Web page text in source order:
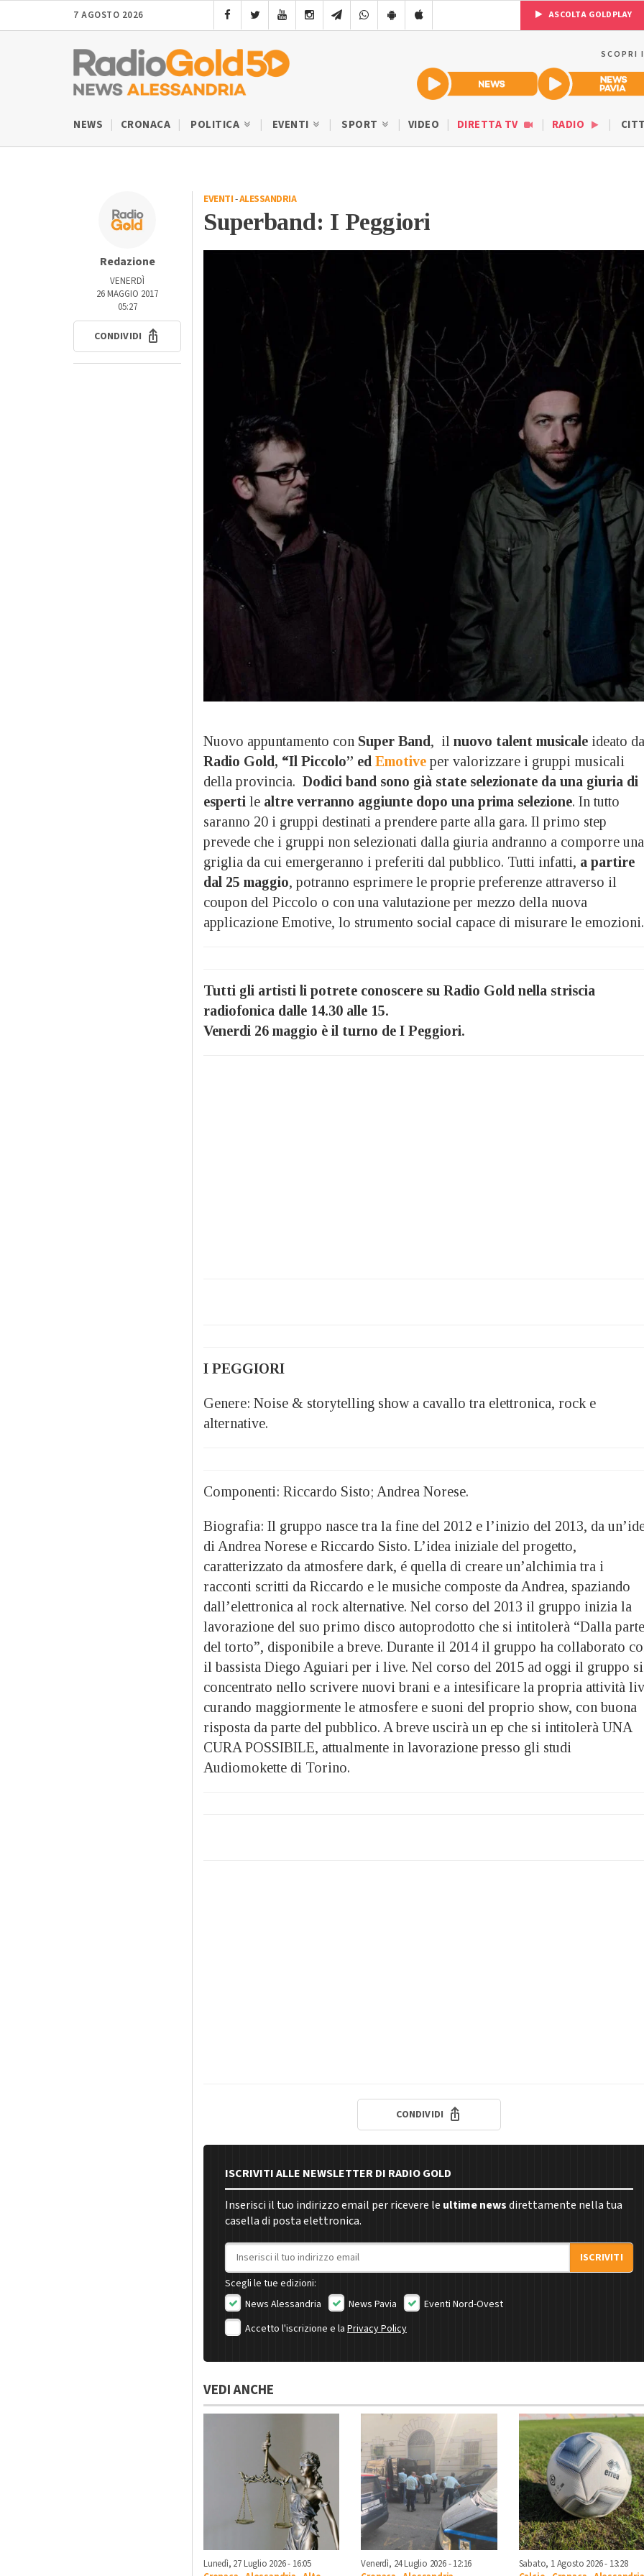
7 AGOSTO 2026 ASCOLTA GOLDPLAY
SCOPRI
NEWS CRONACA POLITICA EVENTI SPORT VIDEO DIRETTA TV RADIO
Redazione
VENERDÌ
26 MAGGIO 2017
05:27
CONDIVIDI
EVENTI-ALESSANDRIA
Superband: I Peggiori
Nuovo appuntamento con Super Band, il nuovo talent musicale ideato da
Radio Gold, “Il Piccolo” ed Emotive per valorizzare i gruppi musicali
della provincia. Dodici band sono già state selezionate da una giuria di
esperti le altre verranno aggiunte dopo una prima selezione. In tutto
saranno 20 i gruppi destinati a prendere parte alla gara. Il primo step
prevede che i gruppi non selezionati dalla giuria andranno a comporre una
griglia da cui emergeranno i preferiti dal pubblico. Tutti infatti, a partire
dal 25 maggio, potranno esprimere le proprie preferenze attraverso il
coupon del Piccolo o con una valutazione per mezzo della nuova
applicazione Emotive, lo strumento social capace di misurare le emozioni.
Tutti gli artisti li potrete conoscere su Radio Gold nella striscia
radiofonica dalle 14.30 alle 15.
Venerdi 26 maggio è il turno de I Peggiori.
I PEGGIORI
Genere: Noise & storytelling show a cavallo tra elettronica, rock e
alternative.
Componenti: Riccardo Sisto; Andrea Norese.
Biografia: Il gruppo nasce tra la fine del 2012 e l’inizio del 2013, da
di Andrea Norese e Riccardo Sisto. L’idea iniziale del progetto,
caratterizzato da atmosfere dark, é quella di creare un’alchimia tra i
racconti scritti da Riccardo e le musiche composte da Andrea, spaziando
dall’elettronica al rock alternative. Nel corso del 2013 il gruppo inizia la
lavorazione del suo primo disco autoprodotto che si intitolerà “Dalla parte
del torto”, disponibile a breve. Durante il 2014 il gruppo ha collaborato
il bassista Diego Aguiari per i live. Nel corso del 2015 ad oggi il gruppo
concentrato nello scrivere nuovi brani e a intesificare la propria attività
curando maggiormente le atmosfere e suoni del proprio show, con buona
risposta da parte del pubblico. A breve uscirà un ep che si intitolerà UNA
CURA POSSIBILE, attualmente in lavorazione presso gli studi
Audiomokette di Torino.
CONDIVIDI
ISCRIVITI ALLE NEWSLETTER DI RADIO GOLD
Inserisci il tuo indirizzo email per ricevere le ultime newsdirettamente nella tua
casella di posta elettronica.
Indirizzo email
ISCRIVITI
Scegli le tue edizioni:
News Alessandria
News Pavia
Eventi Nord-Ovest
Accetto l'iscrizione e la Privacy Policy
VEDI ANCHE
Lunedì, 27 Luglio 2026 - 16:05
Venerdì, 24 Luglio 2026 - 12:16
Sabato, 1 Agosto 2026 - 13:28